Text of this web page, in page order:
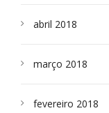
abril 2018
março 2018
fevereiro 2018